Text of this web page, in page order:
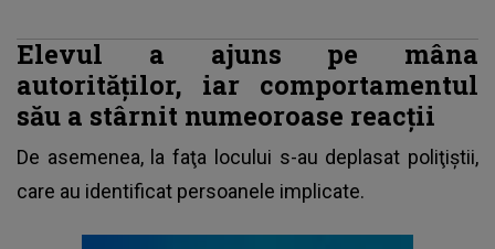
Elevul a ajuns pe mâna
autorităților, iar comportamentul
său a stârnit numeoroase reacții
De asemenea, la faţa locului s-au deplasat poliţiştii,
care au identificat persoanele implicate.